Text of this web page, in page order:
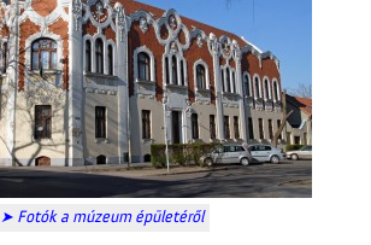
➤ Fotók a múzeum épületéről